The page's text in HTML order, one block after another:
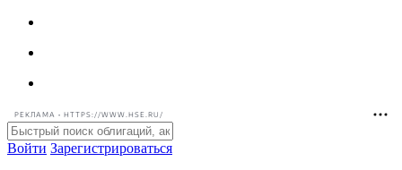
РЕКЛАМА • HTTPS://WWW.HSE.RU/
Войти Зарегистрироваться